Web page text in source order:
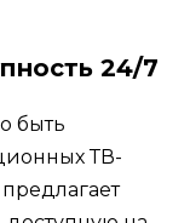
24/7
быть
ТВ-
предлагает